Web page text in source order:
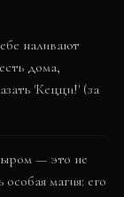
наливают
дома,
'Кецци!' (за
— это не
магия: его